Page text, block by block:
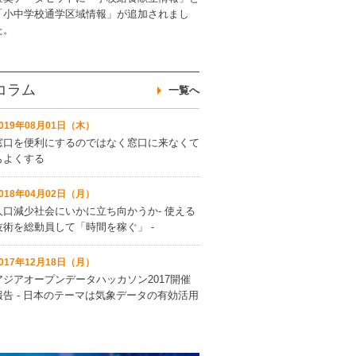
小中学校通学区域情報」が追加されまし
ラム 一覧へ
年08月01日（木）
口を便利にするのではなく窓口に来なくて
よくする
年04月02日（月）
口減少社会にいかに立ち向かうか‐ 使える
術を総動員して「時間を稼ぐ」 ‐
年12月18日（月）
ジアオープンデータハッカソン2017開催
告 ‐ 日本のテーマは気象データの有効活用